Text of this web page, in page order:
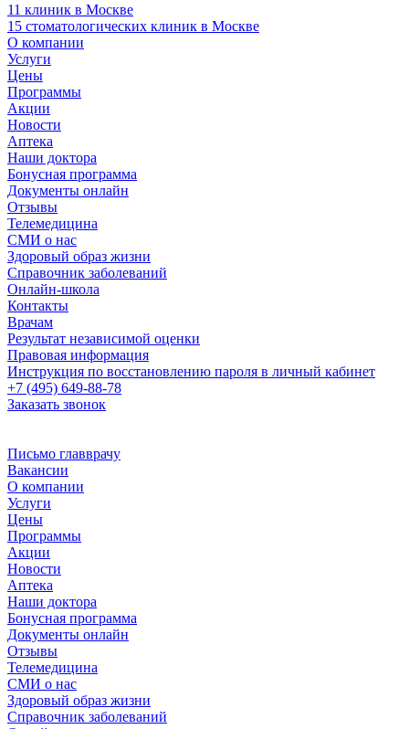
11 клиник в Москве
15 стоматологических клиник в Москве
О компании
Услуги
Цены
Программы
Акции
Новости
Аптека
Наши доктора
Бонусная программа
Документы онлайн
Отзывы
Телемедицина
СМИ о нас
Здоровый образ жизни
Справочник заболеваний
Онлайн-школа
Контакты
Врачам
Результат независимой оценки
Правовая информация
Инструкция по восстановлению пароля в личный кабинет
+7 (495) 649-88-78
Заказать звонок
Письмо главврачу
Вакансии
О компании
Услуги
Цены
Программы
Акции
Новости
Аптека
Наши доктора
Бонусная программа
Документы онлайн
Отзывы
Телемедицина
СМИ о нас
Здоровый образ жизни
Справочник заболеваний